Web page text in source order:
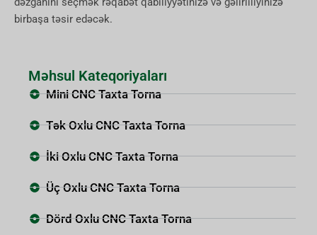
birbaşa təsir edəcək.
Məhsul Kateqoriyaları
Mini CNC Taxta Torna
Tək Oxlu CNC Taxta Torna
İki Oxlu CNC Taxta Torna
Üç Oxlu CNC Taxta Torna
Dörd Oxlu CNC Taxta Torna